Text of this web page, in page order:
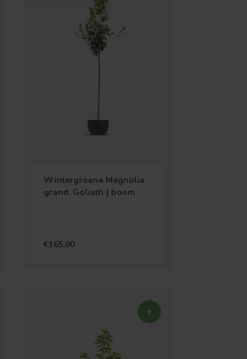
Wintergroene Magnolia
grand. Goliath | boom
€165,00